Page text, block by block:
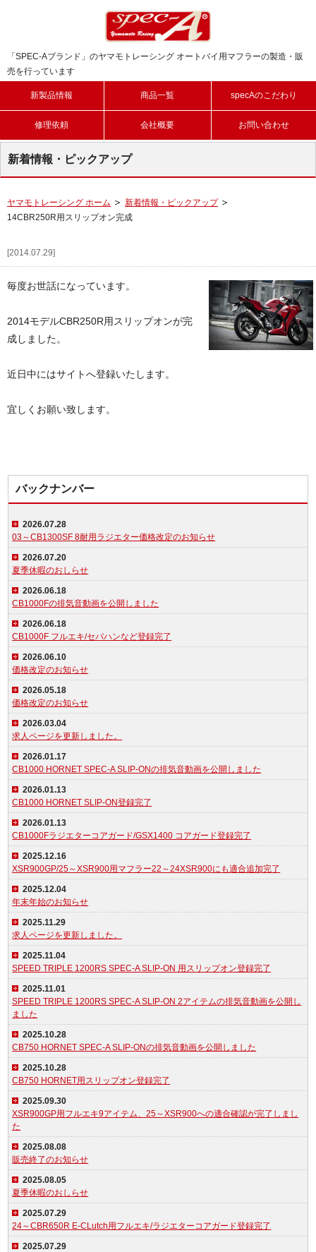
「SPEC-Aブランド」のヤマモトレーシング オートバイ用マフラーの製造・販
売を行っています
新製品情報 商品一覧 specAのこだわり
修理依頼 会社概要 お問い合わせ
新着情報・ピックアップ
ヤマモトレーシング ホーム
新着情報・ピックアップ
14CBR250R用スリップオン完成
[2014.07.29]
毎度お世話になっています。
2014モデルCBR250R用スリップオンが完
成しました。
近日中にはサイトへ登録いたします。
宜しくお願い致します。
バックナンバー
2026.07.28
03～CB1300SF 8耐用ラジエター価格改定のお知らせ
2026.07.20
夏季休暇のおしらせ
2026.06.18
CB1000Fの排気音動画を公開しました
2026.06.18
CB1000F フルエキ/セパハンなど登録完了
2026.06.10
価格改定のお知らせ
2026.05.18
価格改定のお知らせ
2026.03.04
求人ページを更新しました。
2026.01.17
CB1000 HORNET SPEC-A SLIP-ONの排気音動画を公開しました
2026.01.13
CB1000 HORNET SLIP-ON登録完了
2026.01.13
CB1000Fラジエターコアガード/GSX1400 コアガード登録完了
2025.12.16
XSR900GP/25～XSR900用マフラー22～24XSR900にも適合追加完了
2025.12.04
年末年始のお知らせ
2025.11.29
求人ページを更新しました。
2025.11.04
SPEED TRIPLE 1200RS SPEC-A SLIP-ON 用スリップオン登録完了
2025.11.01
SPEED TRIPLE 1200RS SPEC-A SLIP-ON 2アイテムの排気音動画を公開し
ました
2025.10.28
CB750 HORNET SPEC-A SLIP-ONの排気音動画を公開しました
2025.10.28
CB750 HORNET用スリップオン登録完了
2025.09.30
XSR900GP用フルエキ9アイテム、25～XSR900への適合確認が完了しまし
た
2025.08.08
販売終了のお知らせ
2025.08.05
夏季休暇のおしらせ
2025.07.29
24～CBR650R E-CLutch用フルエキ/ラジエターコアガード登録完了
2025.07.29